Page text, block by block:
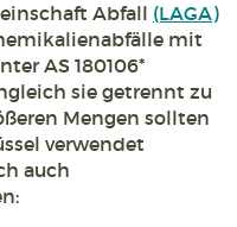
Abfall (LAGA)
mit
AS 180106*
sie getrennt zu
Mengen sollten
verwendet
auch